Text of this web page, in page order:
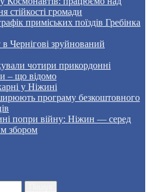
стійкості громади
приміських поїздів Гребінка
в Чернігові зруйнований
чотири прикордонні
– що відомо
у Ніжині
програму безкоштовного
попри війну: Ніжин — серед
збором